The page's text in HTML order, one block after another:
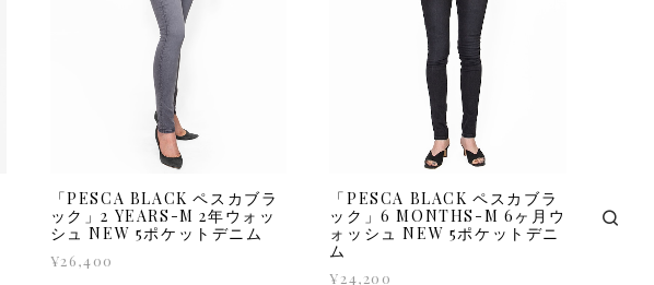
「PESCA BLACK ペスカブラ
ック」2 YEARS-M 2年ウォッ
シュ NEW 5ポケットデニム
¥26,400
「PESCA BLACK ペスカブラ
ック」6 MONTHS-M 6ヶ月ウ
ォッシュ NEW 5ポケットデニ
ム
¥24,200